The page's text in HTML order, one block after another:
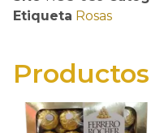
Etiqueta Rosas